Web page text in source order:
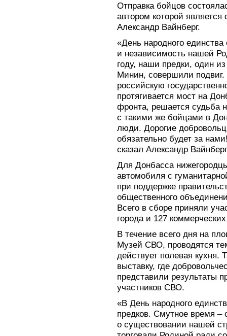
Отправка бойцов
автором которой
Александр Вайнберг.
«День народного
и независимость нашей
году, наши предки, один
Минин, совершили
российскую
протягивается мост на
фронта, решается судьба
с такими же бойцами в
люди. Дорогие
обязательно будет за
сказал Александр
Для Донбасса
автомобиля с
при поддержке
общественного
Всего в сборе приняли
города и 127
В течение всего дня на
Музей СВО, проводятся
действует полевая кухня.
выставку, где
представили результаты
участников СВО.
«В День народного
предков. Смутное время –
о существовании нашей